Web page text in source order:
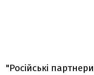
"Російські